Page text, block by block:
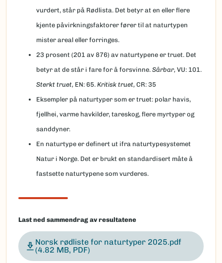
vurdert, står på Rødlista. Det betyr at en eller flere
kjente påvirkningsfaktorer fører til at naturtypen
mister areal eller forringes.
23 prosent (201 av 876) av naturtypene er truet. Det
betyr at de står i fare for å forsvinne. Sårbar, VU: 101.
Sterkt truet, EN: 65. Kritisk truet, CR: 35
Eksempler på naturtyper som er truet: polar havis,
fjellhei, varme havkilder, tareskog, flere myrtyper og
sanddyner.
En naturtype er definert ut ifra naturtypesystemet
Natur i Norge. Det er brukt en standardisert måte å
fastsette naturtypene som vurderes.
Last ned sammendrag av resultatene
Norsk rødliste for naturtyper 2025.pdf
(4.82 MB, PDF)